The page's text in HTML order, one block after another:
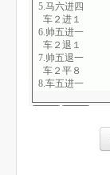
5.马六进四
车２进１
6.帅五进一
车２退１
7.帅五退一
车２平８
8.车五进一
9.马四退五